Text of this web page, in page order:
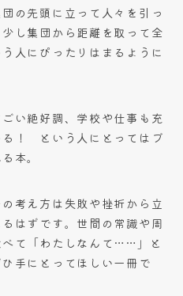
の先頭に立って人々を引っ
し集団から距離を取って全
人にぴったりはまるように
い絶好調、学校や仕事も充
る！ という人にとってはブ
本。
考え方は失敗や挫折から立
はずです。世間の常識や周
べて「わたしなんて……」と
手にとってほしい一冊で